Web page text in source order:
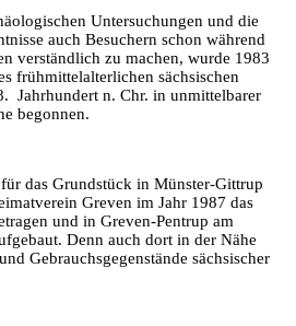
Untersuchungen und die
auch Besuchern schon während
verständlich zu machen, wurde 1983
frühmittelalterlichen sächsischen
Jahrhundert n. Chr. in unmittelbarer
begonnen.
das Grundstück in Münster-Gittrup
Greven im Jahr 1987 das
und in Greven-Pentrup am
Denn auch dort in der Nähe
Gebrauchsgegenstände sächsischer